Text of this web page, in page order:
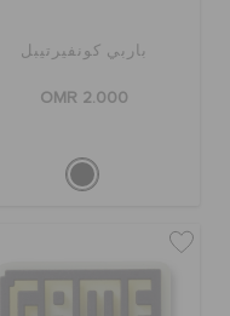
باربي كونفيرتيبل
OMR 2.000